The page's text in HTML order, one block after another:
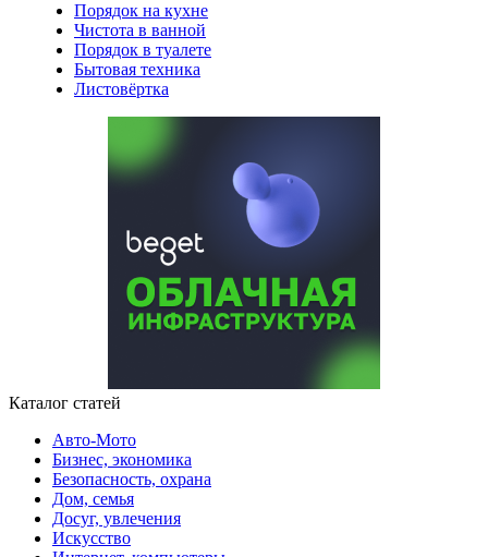
Порядок на кухне
Чистота в ванной
Порядок в туалете
Бытовая техника
Листовёртка
Каталог статей
Авто-Мото
Бизнес, экономика
Безопасность, охрана
Дом, семья
Досуг, увлечения
Искусство